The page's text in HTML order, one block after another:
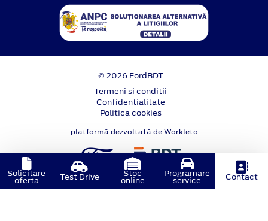
© 2026 FordBDT
Termeni si conditii
Confidentialitate
Politica cookies
platformă dezvoltată de Workleto
Solicitare
oferta Test Drive Stoc
online
Programare
service Contact